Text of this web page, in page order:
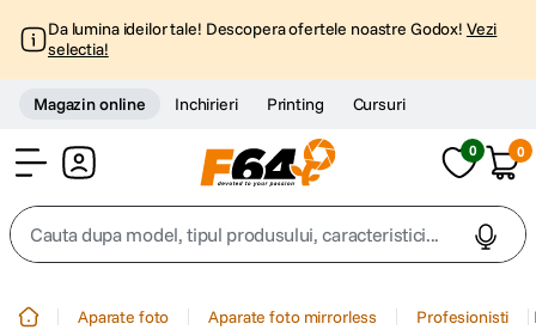
Da lumina ideilor tale! Descopera ofertele noastre Godox! Vezi
selectia!
Magazin online Inchirieri Printing Cursuri
0 0
Cauta dupa model, tipul produsului, caracteristici...
Aparate foto Aparate foto mirrorless Profesionisti